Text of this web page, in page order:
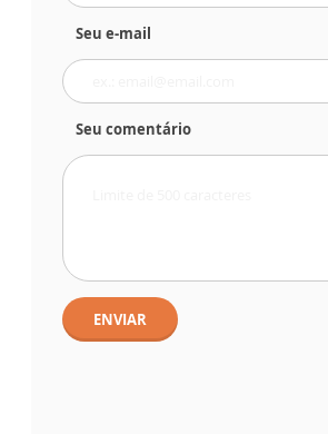
Seu e-mail
Seu comentário
ENVIAR